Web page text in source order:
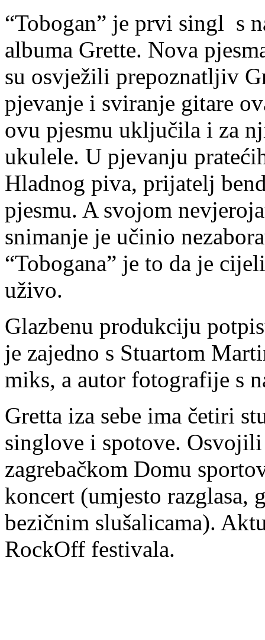
“Tobogan” je prvi singl s
albuma Grette. Nova
su osvježili prepoznatljiv
pjevanje i sviranje gitare
ovu pjesmu uključila i za
ukulele. U pjevanju
Hladnog piva, prijatelj
pjesmu. A svojom
snimanje je učinio
“Tobogana” je to da je
uživo.
Glazbenu produkciju
je zajedno s Stuartom
miks, a autor fotografije s
Gretta iza sebe ima četiri
singlove i spotove.
zagrebačkom Domu
koncert (umjesto razglasa,
bezičnim slušalicama).
RockOff festivala.